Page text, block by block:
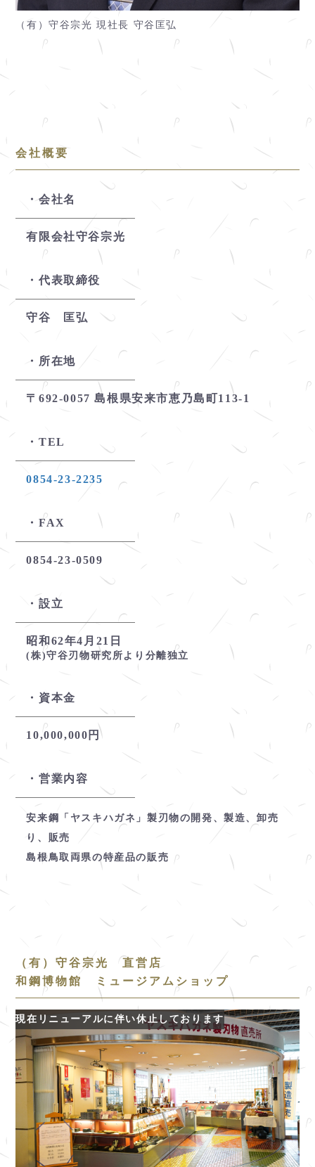
（有）守谷宗光 現社長 守谷匡弘
会社概要
会社名
有限会社守谷宗光
代表取締役
守谷 匡弘
所在地
〒692-0057 島根県安来市恵乃島町113-1
TEL
0854-23-2235
FAX
0854-23-0509
設立
昭和62年4月21日
(株)守谷刃物研究所より分離独立
資本金
10,000,000円
営業内容
安来鋼「ヤスキハガネ」製刃物の開発、製造、卸売
り、販売
島根鳥取両県の特産品の販売
（有）守谷宗光 直営店
和鋼博物館 ミュージアムショップ
現在リニューアルに伴い休止しております